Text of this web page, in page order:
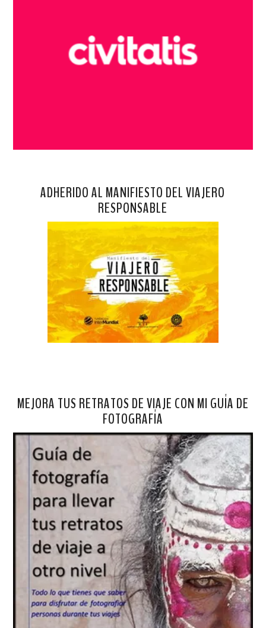
ADHERIDO AL MANIFIESTO DEL VIAJERO
RESPONSABLE
MEJORA TUS RETRATOS DE VIAJE CON MI GUÍA DE
FOTOGRAFÍA